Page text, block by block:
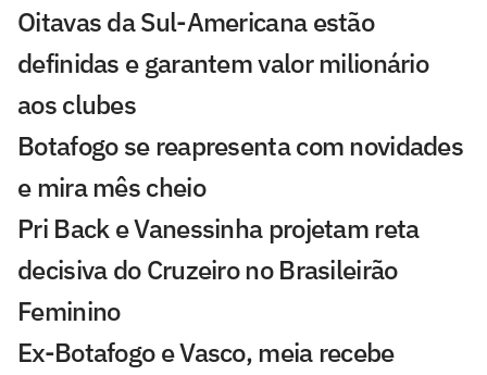
Oitavas da Sul-Americana estão
definidas e garantem valor milionário
aos clubes
Botafogo se reapresenta com novidades
e mira mês cheio
Pri Back e Vanessinha projetam reta
decisiva do Cruzeiro no Brasileirão
Feminino
Ex-Botafogo e Vasco, meia recebe